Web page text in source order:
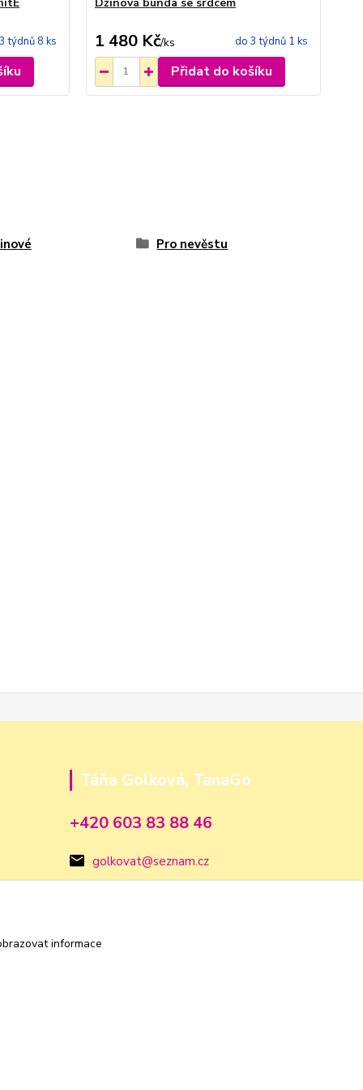
týdnů 8 ks 1 480 Kč/ks do 3 týdnů 1 ks
Přidat do košíku
Pro nevěstu
Táňa Golková, TanaGo
+420 603 83 88 46
golkovat@seznam.cz
informace